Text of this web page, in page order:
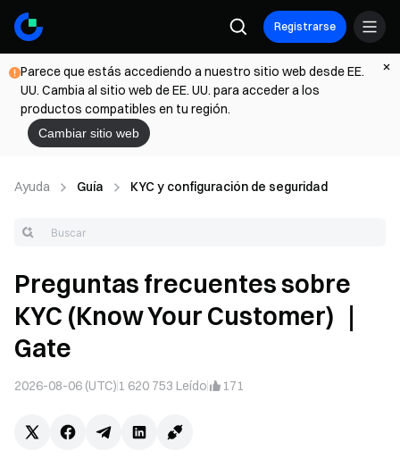
Registrarse
Parece que estás accediendo a nuestro sitio web desde EE.
UU. Cambia al sitio web de EE. UU. para acceder a los
productos compatibles en tu región.
Cambiar sitio web
Ayuda Guía KYC y configuración de seguridad
Preguntas frecuentes sobre
KYC (Know Your Customer) ｜
Gate
2026-08-06 (UTC) 1 620 753 Leído 171